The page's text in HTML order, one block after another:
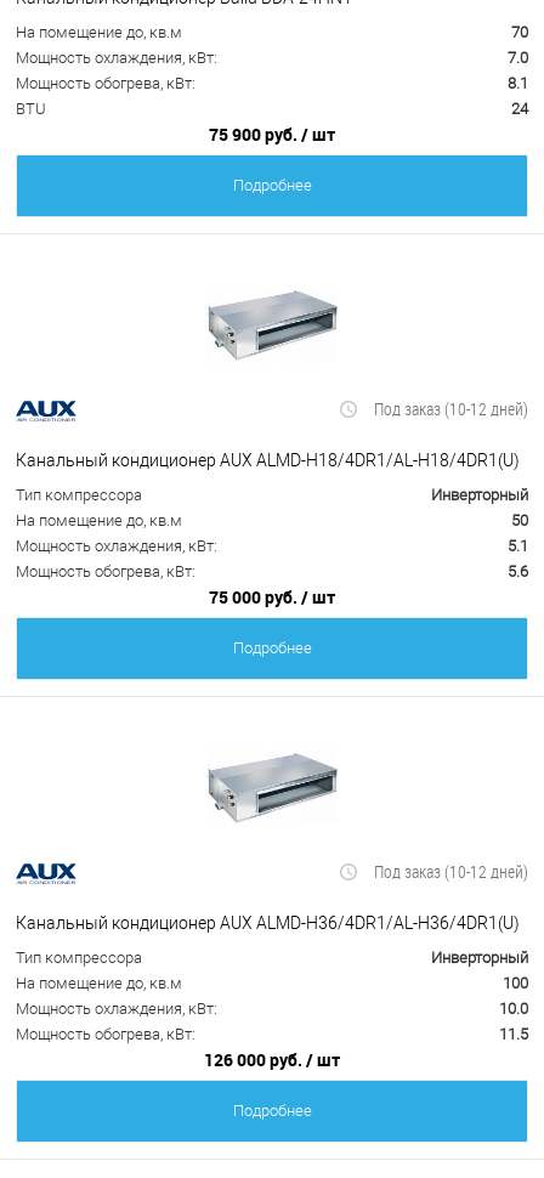
На помещение до, кв.м
70
Мощность охлаждения, кВт:
7.0
Мощность обогрева, кВт:
8.1
BTU
24
75 900 руб. / шт
Подробнее
Под заказ (10-12 дней)
Канальный кондиционер AUX ALMD-H18/4DR1/AL-H18/4DR1(U)
Тип компрессора
Инверторный
На помещение до, кв.м
50
Мощность охлаждения, кВт:
5.1
Мощность обогрева, кВт:
5.6
75 000 руб. / шт
Подробнее
Под заказ (10-12 дней)
Канальный кондиционер AUX ALMD-H36/4DR1/AL-H36/4DR1(U)
Тип компрессора
Инверторный
На помещение до, кв.м
100
Мощность охлаждения, кВт:
10.0
Мощность обогрева, кВт:
11.5
126 000 руб. / шт
Подробнее